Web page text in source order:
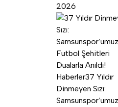
2026
Haberler37 Yıldır
Dinmeyen Sızı: